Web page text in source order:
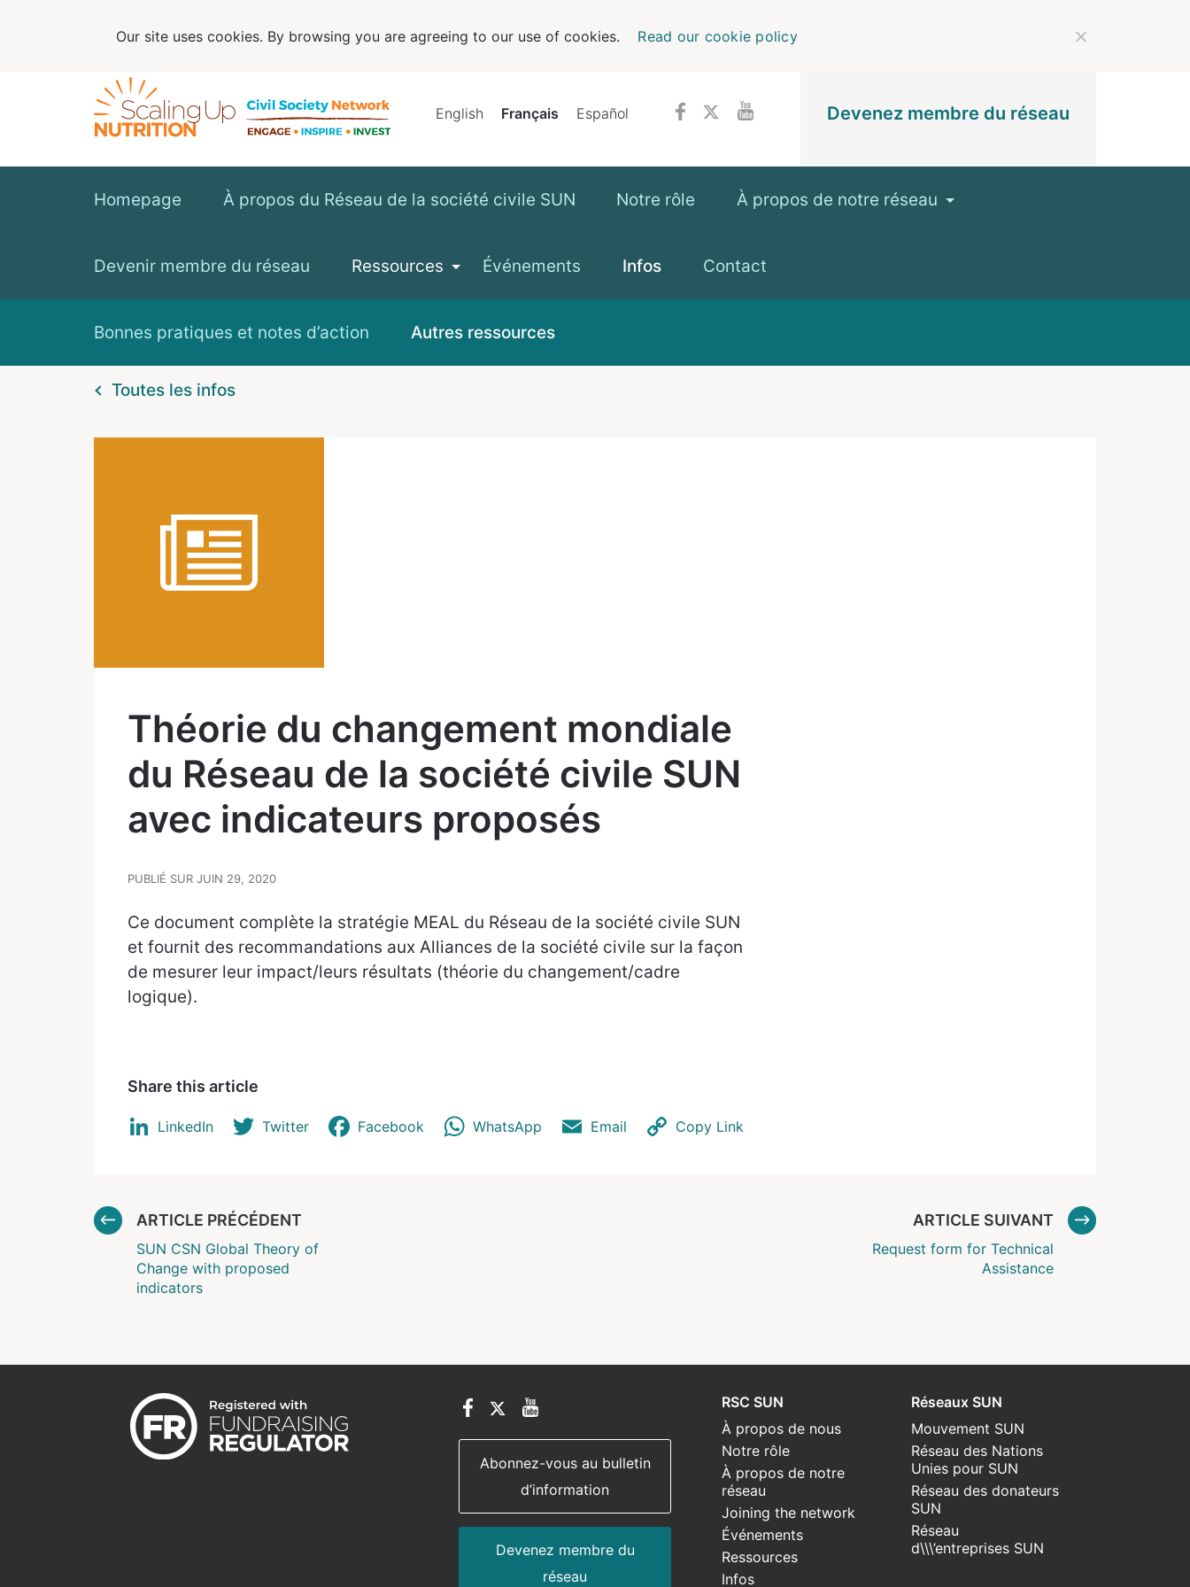
English Français Español Devenez membre du réseau
Homepage À propos du Réseau de la société civile SUN Notre rôle À propos de notre réseau
Devenir membre du réseau Ressources
Bonnes pratiques et notes d’action Autres ressources
Événements Infos Contact
Toutes les infos
Théorie du changement mondiale
du Réseau de la société civile SUN
avec indicateurs proposés
PUBLIÉ SUR JUIN 29, 2020
Ce document complète la stratégie MEAL du Réseau de la société civile SUN
et fournit des recommandations aux Alliances de la société civile sur la façon
de mesurer leur impact/leurs résultats (théorie du changement/cadre
logique).
Share this article
LinkedIn Twitter Facebook WhatsApp Email Copy Link
ARTICLE PRÉCÉDENT
SUN CSN Global Theory of
Change with proposed
indicators
ARTICLE SUIVANT
Request form for Technical
Assistance
Abonnez-vous au bulletin
d’information
Devenez membre du
réseau
RSC SUN
À propos de nous
Notre rôle
À propos de notre
réseau
Joining the network
Événements
Ressources
Infos
Réseaux SUN
Mouvement SUN
Réseau des Nations
Unies pour SUN
Réseau des donateurs
SUN
Réseau
d\\\’entreprises SUN
Our site uses cookies. By browsing you are agreeing to our use of cookies. Read our cookie policy